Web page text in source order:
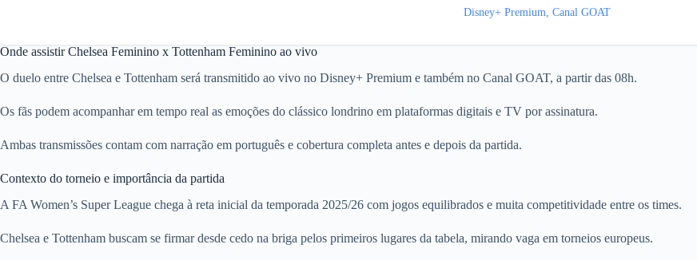
Disney+ Premium, Canal GOAT
Onde assistir Chelsea Feminino x Tottenham Feminino ao vivo
O duelo entre Chelsea e Tottenham será transmitido ao vivo no Disney+ Premium e também no Canal GOAT, a partir das 08h.
Os fãs podem acompanhar em tempo real as emoções do clássico londrino em plataformas digitais e TV por assinatura.
Ambas transmissões contam com narração em português e cobertura completa antes e depois da partida.
Contexto do torneio e importância da partida
A FA Women’s Super League chega à reta inicial da temporada 2025/26 com jogos equilibrados e muita competitividade entre os times.
Chelsea e Tottenham buscam se firmar desde cedo na briga pelos primeiros lugares da tabela, mirando vaga em torneios europeus.